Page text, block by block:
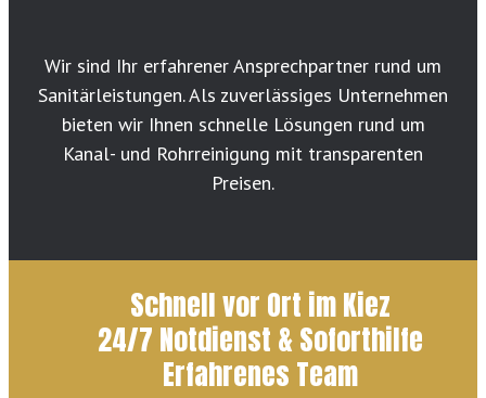
Wir sind Ihr erfahrener Ansprechpartner rund um
Sanitärleistungen. Als zuverlässiges Unternehmen
bieten wir Ihnen schnelle Lösungen rund um
Kanal- und Rohrreinigung mit transparenten
Preisen.
Schnell vor Ort im Kiez
24/7 Notdienst & Soforthilfe
Erfahrenes Team